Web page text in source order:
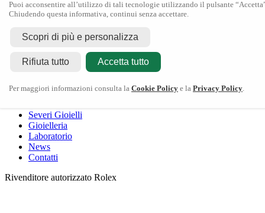
Rolex
Rolex Certified Pre-Owned
Tudor
La collezioneTudor shop
Dodo
Severi Gioielli
Gioielleria
Laboratorio
News
Contatti
Rivenditore autorizzato Rolex
Accessori Rolex
L'arte dell'orologeria
Manutenzione
Oyster Story
Contattaci
Puoi acconsentire all’utilizzo di tali tecnologie utilizzando il pulsante
Chiudendo questa informativa, continui senza accettare.
Scopri di più e personalizza
Rifiuta tutto Accetta tutto
Per maggiori informazioni consulta la Cookie Policy e la Privacy Policy.